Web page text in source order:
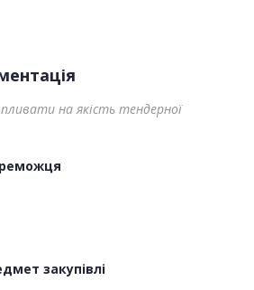
на якість тендерної
закупівлі